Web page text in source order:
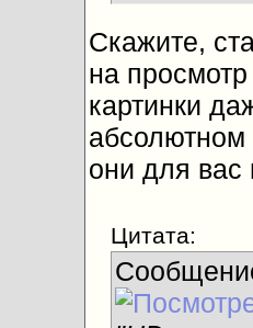
Скажите,
на
картинки
абсолютном
они для вас
Цитата: